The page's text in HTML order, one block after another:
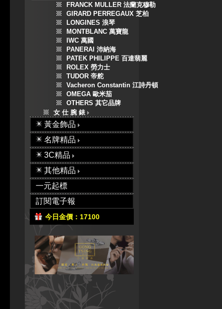
FRANCK MULLER 法蘭克穆勒
GIRARD PERREGAUX 芝柏
LONGINES 浪琴
MONTBLANC 萬寶龍
IWC 萬國
PANERAI 沛納海
PATEK PHILIPPE 百達翡麗
ROLEX 勞力士
TUDOR 帝舵
Vacheron Constantin 江詩丹頓
OMEGA 歐米茄
OTHERS 其它品牌
女 仕 腕 錶
黃金飾品
名牌精品
3C精品
其他精品
一元起標
訂閱電子報
今日金價：17100